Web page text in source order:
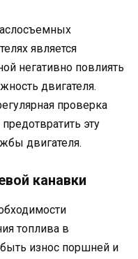
является
негативно повлиять
двигателя.
проверка
эту
двигателя.
канавки
топлива в
износ поршней и